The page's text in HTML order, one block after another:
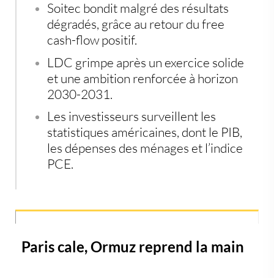
Soitec bondit malgré des résultats
dégradés, grâce au retour du free
cash-flow positif.
LDC grimpe après un exercice solide
et une ambition renforcée à horizon
2030-2031.
Les investisseurs surveillent les
statistiques américaines, dont le PIB,
les dépenses des ménages et l’indice
PCE.
Paris cale, Ormuz reprend la main